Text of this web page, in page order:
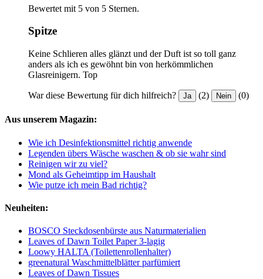
Bewertet mit 5 von 5 Sternen.
Spitze
Keine Schlieren alles glänzt und der Duft ist so toll ganz
anders als ich es gewöhnt bin von herkömmlichen
Glasreinigern. Top
War diese Bewertung für dich hilfreich? Ja (2) Nein (0)
Aus unserem Magazin:
Wie ich Desinfektionsmittel richtig anwende
Legenden übers Wäsche waschen & ob sie wahr sind
Reinigen wir zu viel?
Mond als Geheimtipp im Haushalt
Wie putze ich mein Bad richtig?
Neuheiten:
BOSCO Steckdosenbürste aus Naturmaterialien
Leaves of Dawn Toilet Paper 3-lagig
Loowy HALTA (Toilettenrollenhalter)
greenatural Waschmittelblätter parfümiert
Leaves of Dawn Tissues